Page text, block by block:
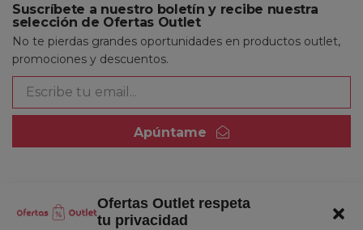
Ofertas Outlet respeta
tu privacidad
Suscríbete a nuestro boletín y recibe nuestra
selección de Ofertas Outlet
No te pierdas grandes oportunidades en productos outlet,
promociones y descuentos.
Apúntame
Quienes somos